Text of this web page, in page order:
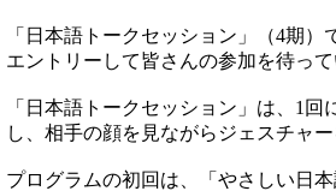
「日本語トークセッション」（4期
エントリーして皆さんの参加を待って
「日本語トークセッション」は、1
し、相手の顔を見ながらジェスチャ
プログラムの初回は、「やさしい日